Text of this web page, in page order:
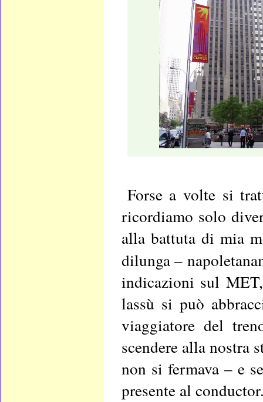
Forse a volte si
ricordiamo solo
alla battuta di mia
dilunga –
indicazioni sul
lassù si può
viaggiatore del
scendere alla nostra
non si fermava – e
presente al